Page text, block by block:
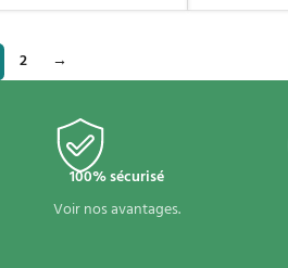
2 →
100% sécurisé
Voir nos avantages.